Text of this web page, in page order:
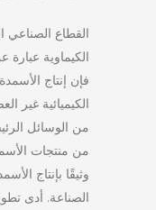
القطاع الصناعي
الكيماوية
فإن إنتاج
الكيميائية غير
من الوسائل
من منتجات
وثيقًا بإنتاج
الصناعة. أدى